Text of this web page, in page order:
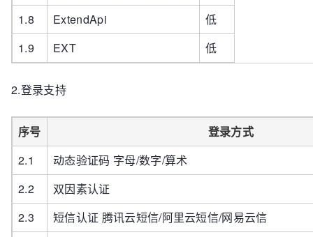
1.8
ExtendApi
低
1.9
EXT 低
2.登录支持
序号
登录方式
2.1
动态验证码 字母/数字/算术
2.2
双因素认证
2.3
短信认证 腾讯云短信/阿里云短信/网易云信